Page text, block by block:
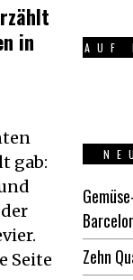
in
gab:
Seite
AUF
Zehn